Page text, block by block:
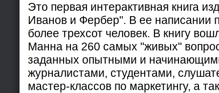
Это первая интерактивная книга
Иванов и Фербер". В ее написании
более трехсот человек. В книгу
Манна на 260 самых "живых"
заданных опытными и
журналистами, студентами,
мастер-классов по маркетингу, а